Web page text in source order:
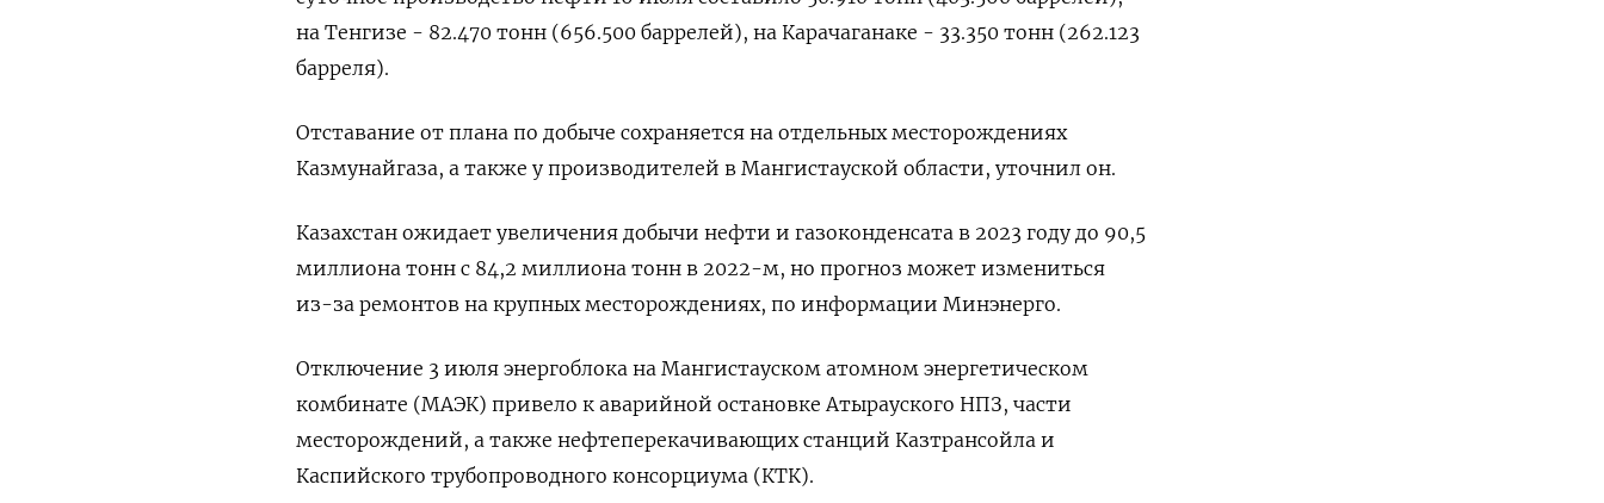
на Тенгизе - 82.470 тонн (656.500 баррелей), на Карачаганаке - 33.350 тонн (262.123
барреля).
Отставание от плана по добыче сохраняется на отдельных месторождениях
Казмунайгаза, а также у производителей в Мангистауской области, уточнил он.
Казахстан ожидает увеличения добычи нефти и газоконденсата в 2023 году до 90,5
миллиона тонн c 84,2 миллиона тонн в 2022-м, но прогноз может измениться
из-за ремонтов на крупных месторождениях, по информации Минэнерго.
Отключение 3 июля энергоблока на Мангистауском атомном энергетическом
комбинате (МАЭК) привело к аварийной остановке Атырауского НПЗ, части
месторождений, а также нефтеперекачивающих станций Казтрансойла и
Каспийского трубопроводного консорциума (КТК).